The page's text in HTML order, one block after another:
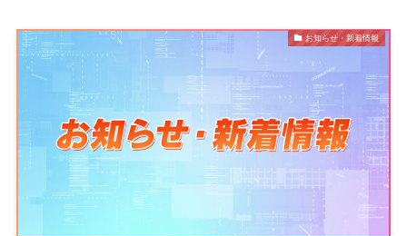
お知らせ・新着情報